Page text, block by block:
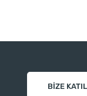
BIZE